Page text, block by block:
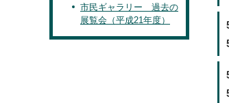
市民ギャラリー 過去の
展覧会（平成21年度）